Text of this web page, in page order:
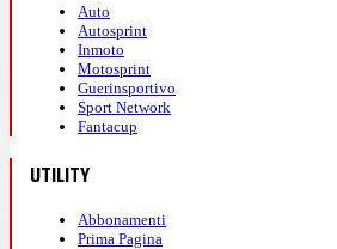
Auto
Autosprint
Inmoto
Motosprint
Guerinsportivo
Sport Network
Fantacup
UTILITY
Abbonamenti
Prima Pagina